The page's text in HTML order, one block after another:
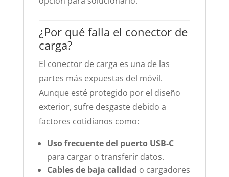
¿Por qué falla el conector de
carga?
El conector de carga es una de las
partes más expuestas del móvil.
Aunque esté protegido por el diseño
exterior, sufre desgaste debido a
factores cotidianos como:
Uso frecuente del puerto USB-C
para cargar o transferir datos.
Cables de baja calidad o cargadores